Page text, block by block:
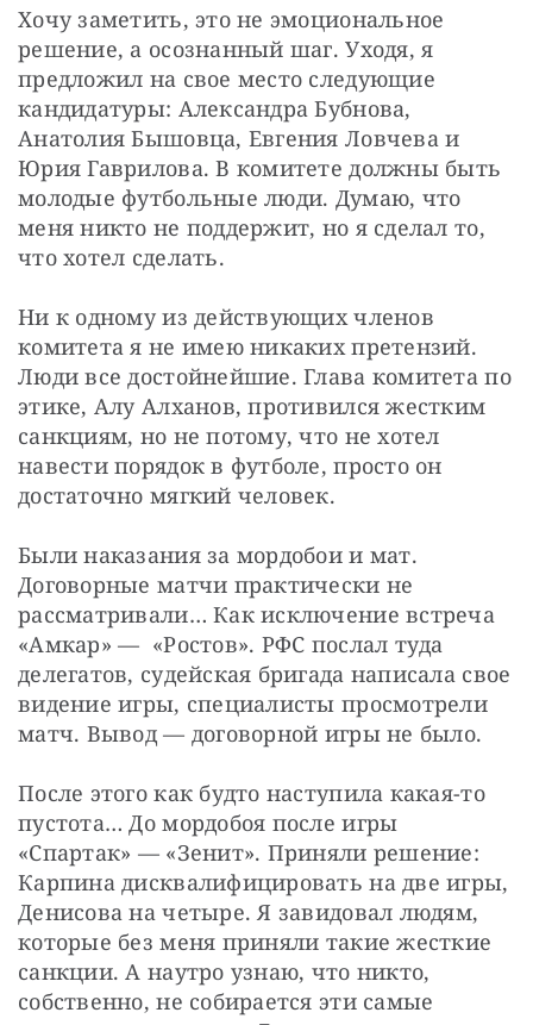
Хочу заметить, это не эмоциональное
решение, а осознанный шаг. Уходя, я
предложил на свое место следующие
кандидатуры: Александра Бубнова,
Анатолия Бышовца, Евгения Ловчева и
Юрия Гаврилова. В комитете должны быть
молодые футбольные люди. Думаю, что
меня никто не поддержит, но я сделал то,
что хотел сделать.
Ни к одному из действующих членов
комитета я не имею никаких претензий.
Люди все достойнейшие. Глава комитета по
этике, Алу Алханов, противился жестким
санкциям, но не потому, что не хотел
навести порядок в футболе, просто он
достаточно мягкий человек.
Были наказания за мордобои и мат.
Договорные матчи практически не
рассматривали… Как исключение встреча
«Амкар» —  «Ростов». РФС послал туда
делегатов, судейская бригада написала свое
видение игры, специалисты просмотрели
матч. Вывод — договорной игры не было.
После этого как будто наступила какая-то
пустота… До мордобоя после игры
«Спартак» — «Зенит». Приняли решение:
Карпина дисквалифицировать на две игры,
Денисова на четыре. Я завидовал людям,
которые без меня приняли такие жесткие
санкции. А наутро узнаю, что никто,
собственно, не собирается эти самые